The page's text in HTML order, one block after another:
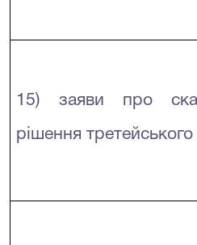
15) заяви про
рішення третейського